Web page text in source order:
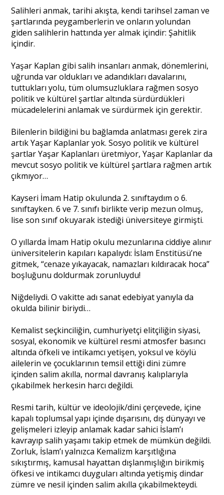
Söyleşi
Portre
Dosya Haber
Ankara Analiz
Sağlık
Salihleri anmak, tarihi akışta, kendi tarihsel zaman ve
şartlarında peygamberlerin ve onların yolundan
giden salihlerin hattında yer almak içindir: Şahitlik
içindir.
Yaşar Kaplan gibi salih insanları anmak, dönemlerini,
uğrunda var oldukları ve adandıkları davalarını,
tuttukları yolu, tüm olumsuzluklara rağmen sosyo
politik ve kültürel şartlar altında sürdürdükleri
mücadelelerini anlamak ve sürdürmek için gerektir.
Bilenlerin bildiğini bu bağlamda anlatması gerek zira
artık Yaşar Kaplanlar yok. Sosyo politik ve kültürel
şartlar Yaşar Kaplanları üretmiyor, Yaşar Kaplanlar da
mevcut sosyo politik ve kültürel şartlara rağmen artık
çıkmıyor…
Kayseri İmam Hatip okulunda 2. sınıftaydım o 6.
sınıftayken. 6 ve 7. sınıfı birlikte verip mezun olmuş,
lise son sınıf okuyarak istediği üniversiteye girmişti.
O yıllarda İmam Hatip okulu mezunlarına ciddiye alınır
üniversitelerin kapıları kapalıydı: İslam Enstitüsü’ne
gitmek, “cenaze yıkayacak, namazları kıldıracak hoca”
boşluğunu doldurmak zorunluydu!
Niğdeliydi. O vakitte adı sanat edebiyat yanıyla da
okulda bilinir biriydi…
Kemalist seçkinciliğin, cumhuriyetçi elitçiliğin siyasi,
sosyal, ekonomik ve kültürel resmi atmosfer basıncı
altında öfkeli ve intikamcı yetişen, yoksul ve köylü
ailelerin ve çocuklarının temsil ettiği dini zümre
içinden salim akılla, normal davranış kalıplarıyla
çıkabilmek herkesin harcı değildi.
Resmi tarih, kültür ve ideolojik/dini çerçevede, içine
kapalı toplumsal yapı içinde dışarısını, dış dünyayı ve
gelişmeleri izleyip anlamak kadar sahici İslam’ı
kavrayıp salih yaşamı takip etmek de mümkün değildi.
Zorluk, İslam’ı yalnızca Kemalizm karşıtlığına
sıkıştırmış, kamusal hayattan dışlanmışlığın birikmiş
öfkesi ve intikamcı duyguları altında yetişmiş dindar
zümre ve nesil içinden salim akılla çıkabilmekteydi.